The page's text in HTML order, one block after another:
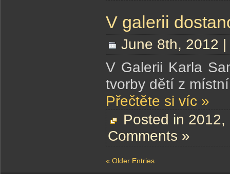
V galerii
June 8th, 2012 |
V Galerii Karla
tvorby dětí z
Přečtěte si víc »
Posted in 2012,
Comments »
« Older Entries